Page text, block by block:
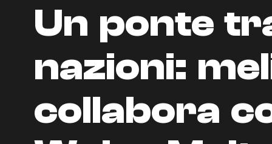
Un ponte
nazioni:
collabora